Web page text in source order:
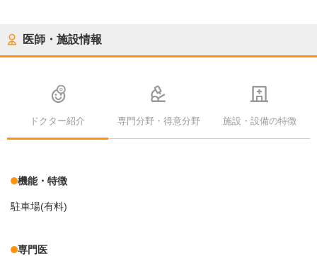
医師・施設情報
ドクター紹介 専門分野・得意分野 施設・設備の特徴
機能・特徴
駐車場(有料)
専門医